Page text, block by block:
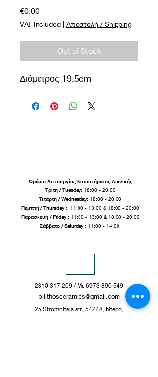
€0.00Price
VAT Included | Αποστολή / Shipping
Out of Stock
Διάμετρος 19,5cm
Ωράριο Λειτουργίας Καταστήματος Λιανικής
Τρίτη / Tuesday: 18:00 - 20:00
Τετάρτη / Wednesday: 18:00 - 20:00
Πέμπτη / Thursday : 11:00 - 13:00 & 18:00 - 20:00
Παρασκευή / Friday: 11:00 - 13:00 & 18:00 - 20:00
Σάββατο / Saturday :11:00 - 14:00
2310 317 209 / Mr. 6973 890 549
pilithosceramics@gmail.com
25 Stromnitsis str., 54248, Ntepo,